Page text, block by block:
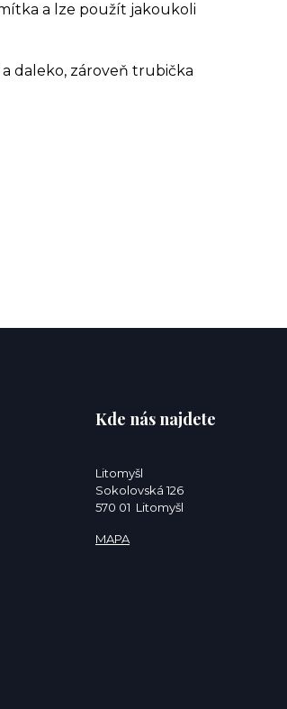
a lze použít jakoukoli
daleko, zároveň trubička
Kde nás najdete
Litomyšl
Sokolovská 126
570 01 Litomyšl
MAPA